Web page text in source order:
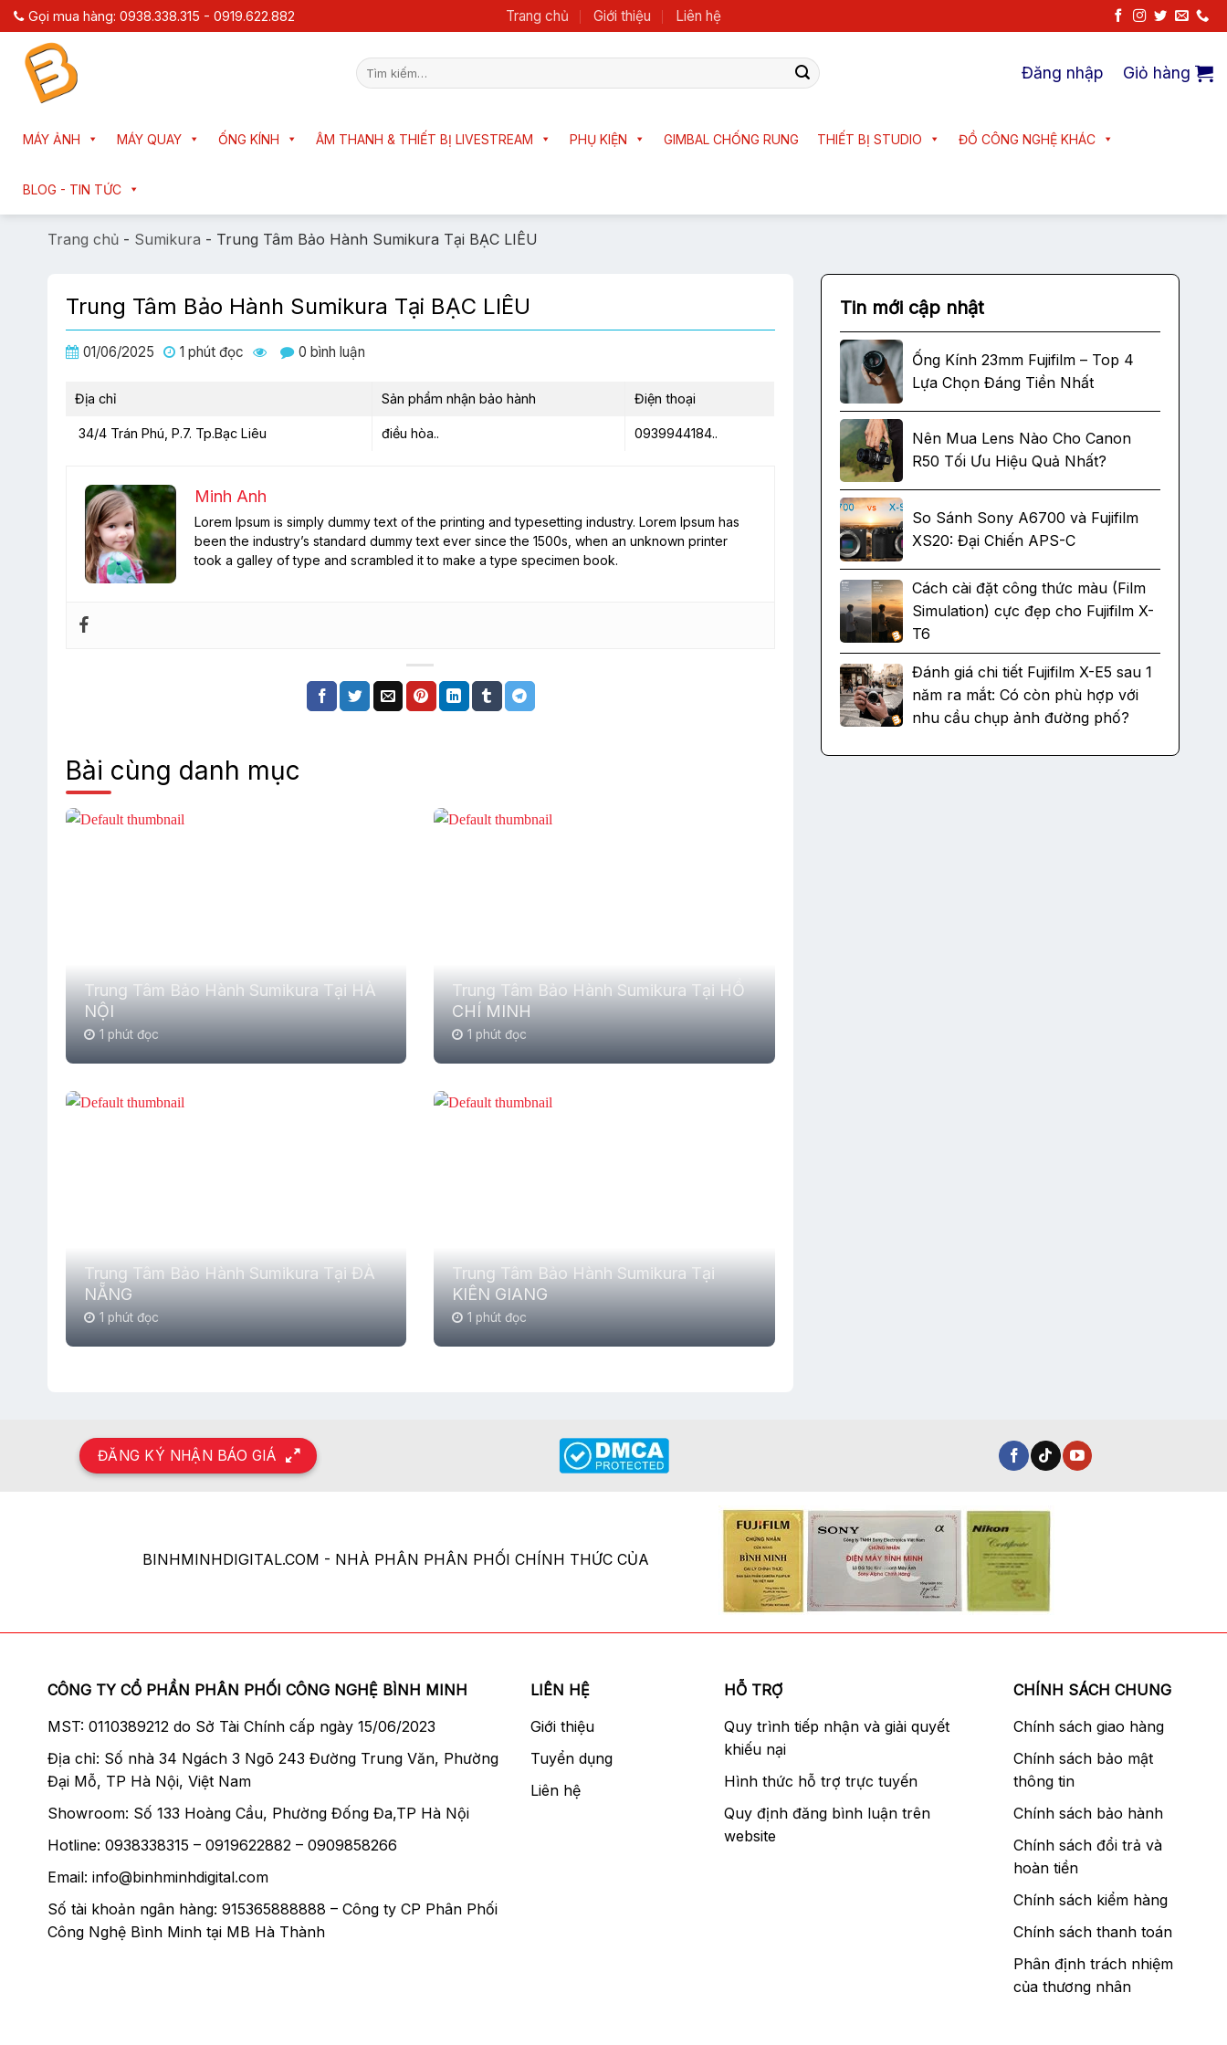
Chuyển
đến
dung
Gọi mua hàng: 0938.338.315 - 0919.622.882 Trang chủ Giới thiệu Liên hệ
Tìm
kiếm:
Đăng nhập Giỏ hàng
MÁY ẢNH MÁY QUAY ỐNG KÍNH ÂM THANH & THIẾT BỊ LIVESTREAM PHỤ KIỆN GIMBAL CHỐNG RUNG THIẾT BỊ STUDIO ĐỒ CÔNG NGHỆ KHÁC
BLOG - TIN TỨC
Trang chủ - Sumikura - Trung Tâm Bảo Hành Sumikura Tại BẠC LIÊU
Trung Tâm Bảo Hành Sumikura Tại BẠC LIÊU
01/06/2025 1 phút đọc 0 bình luận
Địa chỉ Sản phẩm nhận bảo hành Điện thoại
34/4 Trán Phú, P.7. Tp.Bạc Liêu điều hòa.. 0939944184..
Minh Anh
Lorem Ipsum is simply dummy text of the printing and typesetting industry. Lorem Ipsum has
been the industry’s standard dummy text ever since the 1500s, when an unknown printer
took a galley of type and scrambled it to make a type specimen book.
Bài cùng danh mục
Trung Tâm Bảo Hành Sumikura Tại HÀ
NỘI
1 phút đọc
Trung Tâm Bảo Hành Sumikura Tại HỒ
CHÍ MINH
1 phút đọc
Trung Tâm Bảo Hành Sumikura Tại ĐÀ
NẴNG
1 phút đọc
Trung Tâm Bảo Hành Sumikura Tại
KIÊN GIANG
1 phút đọc
Tin mới cập nhật
Ống Kính 23mm Fujifilm – Top 4
Lựa Chọn Đáng Tiền Nhất
Nên Mua Lens Nào Cho Canon
R50 Tối Ưu Hiệu Quả Nhất?
So Sánh Sony A6700 và Fujifilm
XS20: Đại Chiến APS-C
Cách cài đặt công thức màu (Film
Simulation) cực đẹp cho Fujifilm X-
T6
Đánh giá chi tiết Fujifilm X-E5 sau 1
năm ra mắt: Có còn phù hợp với
nhu cầu chụp ảnh đường phố?
ĐĂNG KÝ NHẬN BÁO GIÁ
BINHMINHDIGITAL.COM - NHÀ PHÂN PHÂN PHỐI CHÍNH THỨC CỦA
CÔNG TY CỔ PHẦN PHÂN PHỐI CÔNG NGHỆ BÌNH MINH
MST: 0110389212 do Sở Tài Chính cấp ngày 15/06/2023
Địa chỉ: Số nhà 34 Ngách 3 Ngõ 243 Đường Trung Văn, Phường
Đại Mỗ, TP Hà Nội, Việt Nam
Showroom: Số 133 Hoàng Cầu, Phường Đống Đa,TP Hà Nội
Hotline: 0938338315 – 0919622882 – 0909858266
Email: info@binhminhdigital.com
Số tài khoản ngân hàng: 915365888888 – Công ty CP Phân Phối
Công Nghệ Bình Minh tại MB Hà Thành
LIÊN HỆ
Giới thiệu
Tuyển dụng
Liên hệ
HỖ TRỢ
Quy trình tiếp nhận và giải quyết
khiếu nại
Hình thức hỗ trợ trực tuyến
Quy định đăng bình luận trên
website
CHÍNH SÁCH CHUNG
Chính sách giao hàng
Chính sách bảo mật
thông tin
Chính sách bảo hành
Chính sách đổi trả và
hoàn tiền
Chính sách kiểm hàng
Chính sách thanh toán
Phân định trách nhiệm
của thương nhân